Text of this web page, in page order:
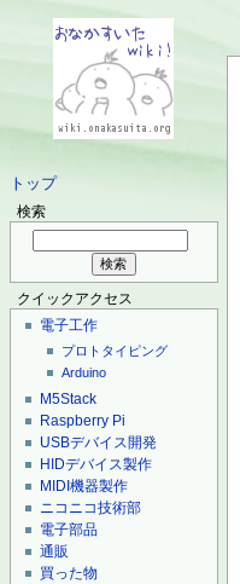
トップ
検索
クイックアクセス
電子工作
プロトタイピング
Arduino
M5Stack
Raspberry Pi
USBデバイス開発
HIDデバイス製作
MIDI機器製作
ニコニコ技術部
電子部品
通販
買った物